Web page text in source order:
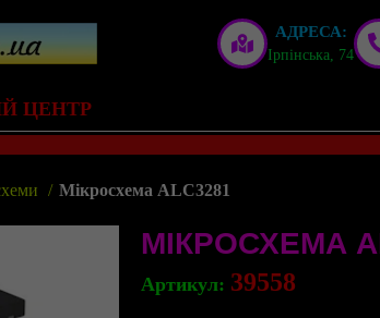
АДРЕСА:
Ірпінська, 74
ЦЕНТР
Мікросхема ALC3281
МІКРОСХЕМА
Артикул: 39558